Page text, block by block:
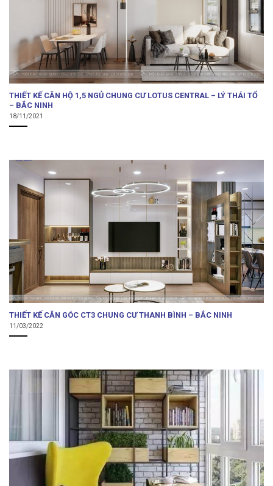
THIẾT KẾ CĂN HỘ 1,5 NGỦ CHUNG CƯ LOTUS CENTRAL – LÝ THÁI TỔ
– BẮC NINH
18/11/2021
THIẾT KẾ CĂN GÓC CT3 CHUNG CƯ THANH BÌNH – BẮC NINH
11/03/2022